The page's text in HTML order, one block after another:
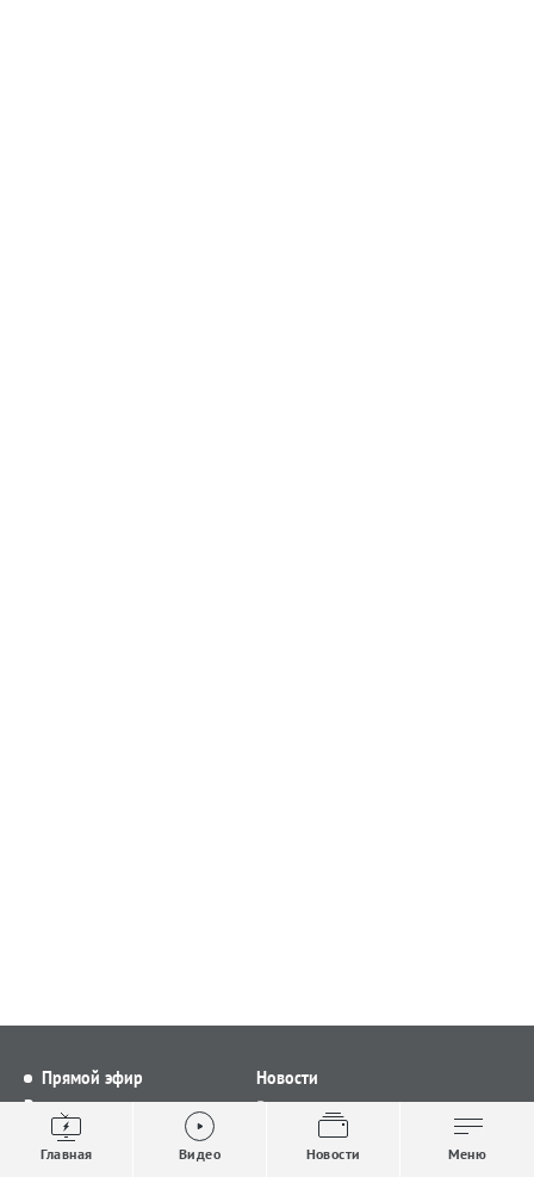
Прямой эфир
Видео
Выпуски новостей
Проекты
Новости
Все новости
Общество
Строительство и ЖКХ
Главная Видео Новости Меню